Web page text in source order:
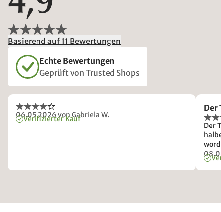
Basierend auf 11 Bewertungen
Echte Bewertungen
Geprüft von Trusted Shops
06.05.2026von Gabriela W.
Verifizierter Kauf
Der
Der
worden. Sehr